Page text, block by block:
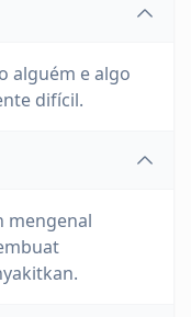
alguém e algo
difícil.
mengenal